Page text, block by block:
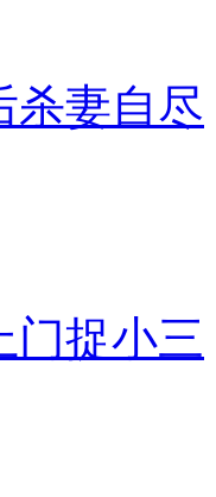
杀妻自尽
门捉小三